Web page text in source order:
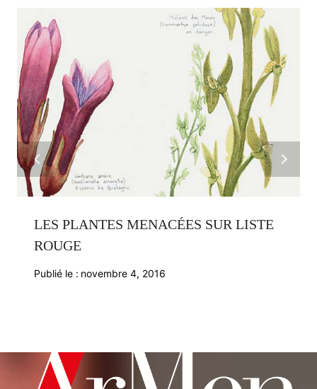
LES PLANTES MENACÉES SUR LISTE
ROUGE
Publié le : novembre 4, 2016